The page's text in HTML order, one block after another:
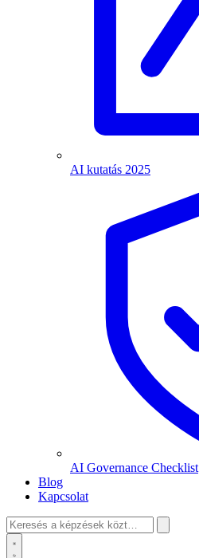
AI kutatás 2025
AI Governance Checklist
Blog
Kapcsolat